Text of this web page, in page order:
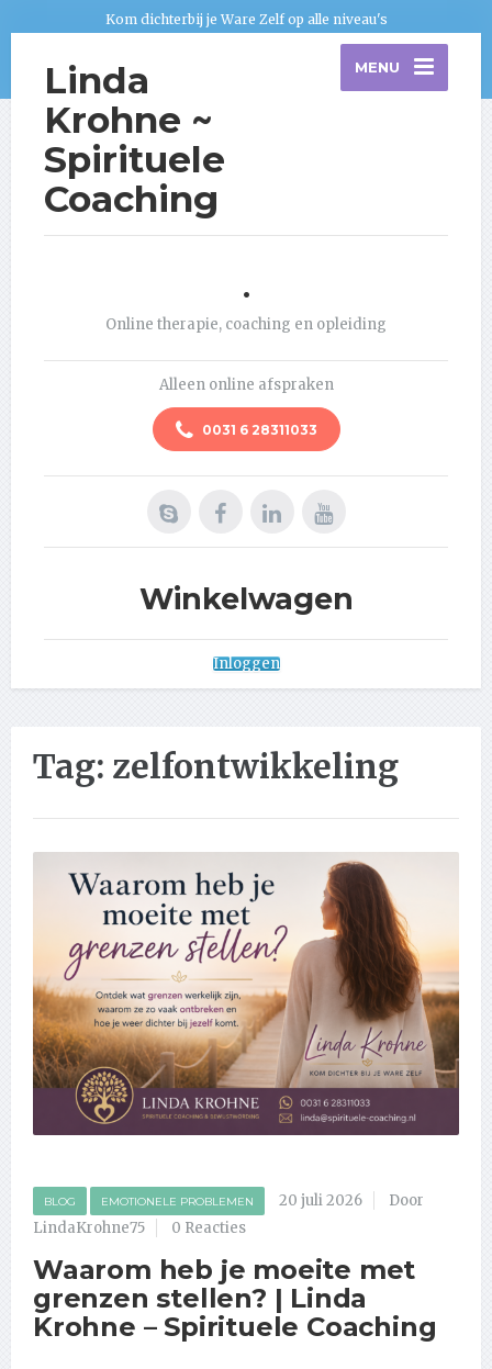
Kom dichterbij je Ware Zelf op alle niveau's
Linda
Krohne ~
Spirituele
Coaching
MENU
.
Online therapie, coaching en opleiding
Alleen online afspraken
0031 6 28311033
Winkelwagen
Inloggen
Tag: zelfontwikkeling
BLOG EMOTIONELE PROBLEMEN 20 juli 2026
Door
LindaKrohne75
0 Reacties
Waarom heb je moeite met
grenzen stellen? | Linda
Krohne – Spirituele Coaching